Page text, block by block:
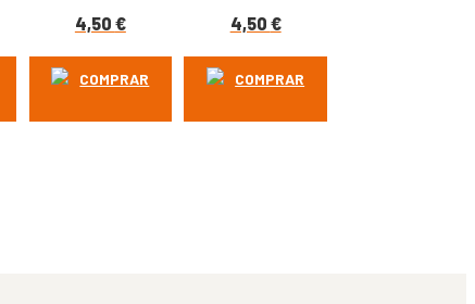
4,50 €
COMPRAR
4,50 €
COMPRAR